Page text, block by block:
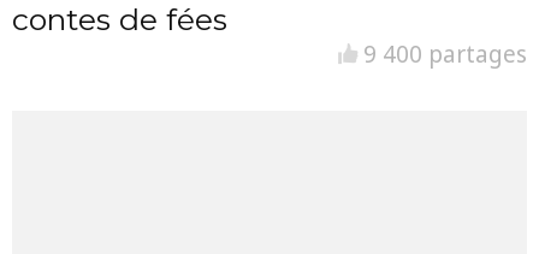
contes de fées
9 400 partages